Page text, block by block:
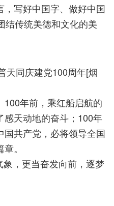
写好中国字、做好中国
结传统美德和文化的美
天同庆建党100周年[烟
年前，乘红船启航的
感天动地的奋斗；100年
国共产党，必将领导全国
。